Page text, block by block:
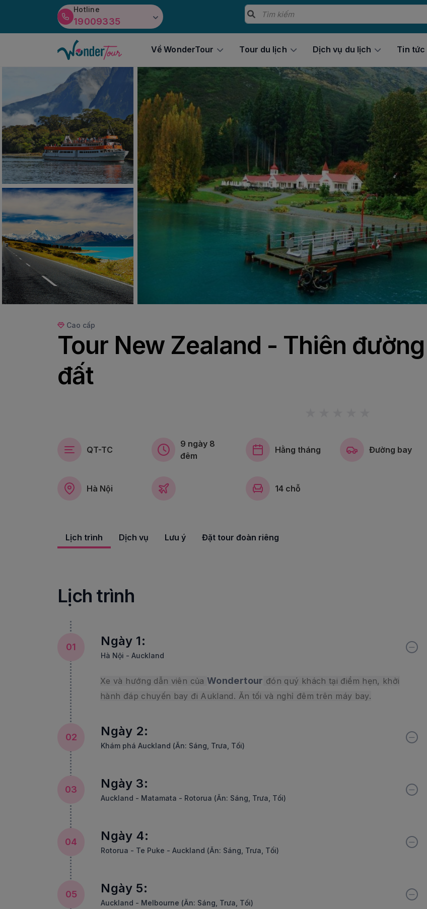
Hotline
19009335
Về WonderTour Tour du lịch Dịch vụ du lịch Tin tức
Cao cấp
Tour New Zealand - Thiên
đất
QT-TC
9 ngày 8
đêm
Hằng tháng Đường bay
Hà Nội 14 chỗ
Lịch trình Dịch vụ Lưu ý Đặt tour đoàn riêng
Lịch trình
01 Ngày 1:
Hà Nội - Auckland
Xe và hướng dẫn viên của Wondertour đón quý khách tại điểm hẹn, khởi
hành đáp chuyến bay đi Aukland. Ăn tối và nghỉ đêm trên máy bay.
02 Ngày 2:
Khám phá Auckland (Ăn: Sáng, Trưa, Tối)
03 Ngày 3:
Auckland - Matamata - Rotorua (Ăn: Sáng, Trưa, Tối)
04 Ngày 4:
Rotorua - Te Puke - Auckland (Ăn: Sáng, Trưa, Tối)
05 Ngày 5:
Auckland - Melbourne (Ăn: Sáng, Trưa, Tối)